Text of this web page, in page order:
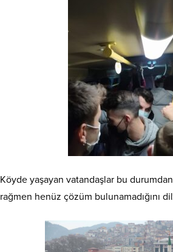
Köyde yaşayan vatandaşlar bu
rağmen henüz çözüm bulunamadığını